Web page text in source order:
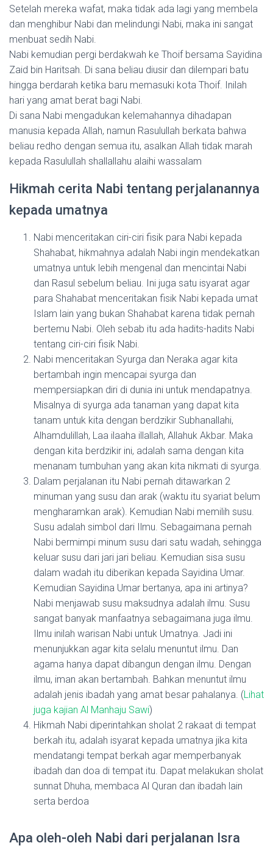
Setelah mereka wafat, maka tidak ada lagi yang membela
dan menghibur Nabi dan melindungi Nabi, maka ini sangat
menbuat sedih Nabi.
Nabi kemudian pergi berdakwah ke Thoif bersama Sayidina
Zaid bin Haritsah. Di sana beliau diusir dan dilempari batu
hingga berdarah ketika baru memasuki kota Thoif. Inilah
hari yang amat berat bagi Nabi.
Di sana Nabi mengadukan kelemahannya dihadapan
manusia kepada Allah, namun Rasulullah berkata bahwa
beliau redho dengan semua itu, asalkan Allah tidak marah
kepada Rasulullah shallallahu alaihi wassalam
Hikmah cerita Nabi tentang perjalanannya
kepada umatnya
Nabi menceritakan ciri-ciri fisik para Nabi kepada
Shahabat, hikmahnya adalah Nabi ingin mendekatkan
umatnya untuk lebih mengenal dan mencintai Nabi
dan Rasul sebelum beliau. Ini juga satu isyarat agar
para Shahabat menceritakan fisik Nabi kepada umat
Islam lain yang bukan Shahabat karena tidak pernah
bertemu Nabi. Oleh sebab itu ada hadits-hadits Nabi
tentang ciri-ciri fisik Nabi.
Nabi menceritakan Syurga dan Neraka agar kita
bertambah ingin mencapai syurga dan
mempersiapkan diri di dunia ini untuk mendapatnya.
Misalnya di syurga ada tanaman yang dapat kita
tanam untuk kita dengan berdzikir Subhanallahi,
Alhamdulillah, Laa ilaaha illallah, Allahuk Akbar. Maka
dengan kita berdzikir ini, adalah sama dengan kita
menanam tumbuhan yang akan kita nikmati di syurga.
Dalam perjalanan itu Nabi pernah ditawarkan 2
minuman yang susu dan arak (waktu itu syariat belum
mengharamkan arak). Kemudian Nabi memilih susu.
Susu adalah simbol dari Ilmu. Sebagaimana pernah
Nabi bermimpi minum susu dari satu wadah, sehingga
keluar susu dari jari jari beliau. Kemudian sisa susu
dalam wadah itu diberikan kepada Sayidina Umar.
Kemudian Sayidina Umar bertanya, apa ini artinya?
Nabi menjawab susu maksudnya adalah ilmu. Susu
sangat banyak manfaatnya sebagaimana juga ilmu.
Ilmu inilah warisan Nabi untuk Umatnya. Jadi ini
menunjukkan agar kita selalu menuntut ilmu. Dan
agama hanya dapat dibangun dengan ilmu. Dengan
ilmu, iman akan bertambah. Bahkan menuntut ilmu
adalah jenis ibadah yang amat besar pahalanya. (Lihat
juga kajian Al Manhaju Sawi)
Hikmah Nabi diperintahkan sholat 2 rakaat di tempat
berkah itu, adalah isyarat kepada umatnya jika kita
mendatangi tempat berkah agar memperbanyak
ibadah dan doa di tempat itu. Dapat melakukan sholat
sunnat Dhuha, membaca Al Quran dan ibadah lain
serta berdoa
Apa oleh-oleh Nabi dari perjalanan Isra